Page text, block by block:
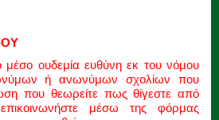
μέσο ουδεμία ευθύνη εκ του νόμου
ή ανωνύμων σχολίων που
που θεωρείτε πως θίγεστε από
μέσω της φόρμας